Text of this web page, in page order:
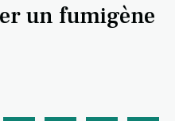
un fumigène